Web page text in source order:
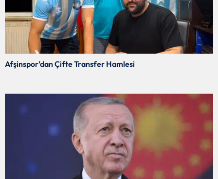
Afşinspor’dan Çifte Transfer Hamlesi